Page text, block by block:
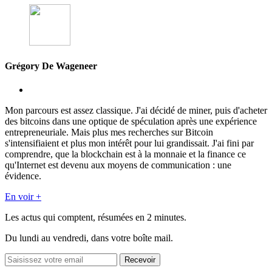
Grégory De Wageneer
Mon parcours est assez classique. J'ai décidé de miner, puis d'acheter
des bitcoins dans une optique de spéculation après une expérience
entrepreneuriale. Mais plus mes recherches sur Bitcoin
s'intensifiaient et plus mon intérêt pour lui grandissait. J'ai fini par
comprendre, que la blockchain est à la monnaie et la finance ce
qu'Internet est devenu aux moyens de communication : une
évidence.
En voir +
Les actus qui comptent, résumées en 2 minutes.
Du lundi au vendredi, dans votre boîte mail.
Recevoir